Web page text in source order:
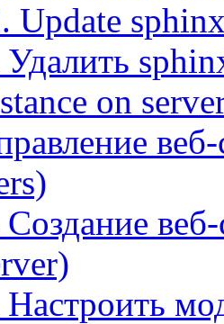
Update
Удалить
on
Создание
Настроить